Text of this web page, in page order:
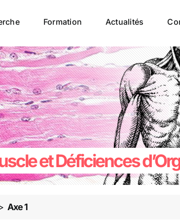
Formation Actualités
et Déficiences
Axe 1